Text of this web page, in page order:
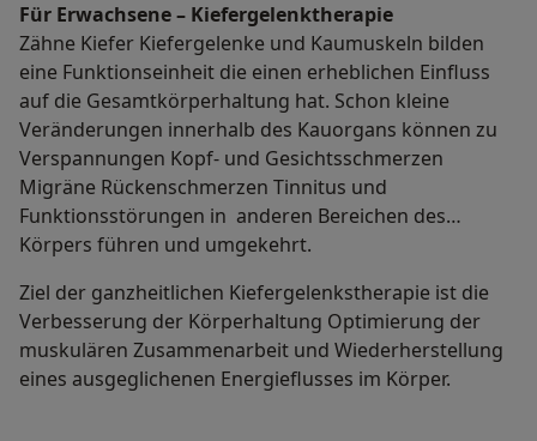
Für Erwachsene – Kiefergelenktherapie
Zähne Kiefer Kiefergelenke und Kaumuskeln bilden
eine Funktionseinheit die einen erheblichen Einfluss
auf die Gesamtkörperhaltung hat. Schon kleine
Veränderungen innerhalb des Kauorgans können zu
Verspannungen Kopf- und Gesichtsschmerzen
Migräne Rückenschmerzen Tinnitus und
Funktionsstörungen in anderen Bereichen des
Körpers führen und umgekehrt.
Ziel der ganzheitlichen Kiefergelenkstherapie ist die
Verbesserung der Körperhaltung Optimierung der
muskulären Zusammenarbeit und Wiederherstellung
eines ausgeglichenen Energieflusses im Körper.